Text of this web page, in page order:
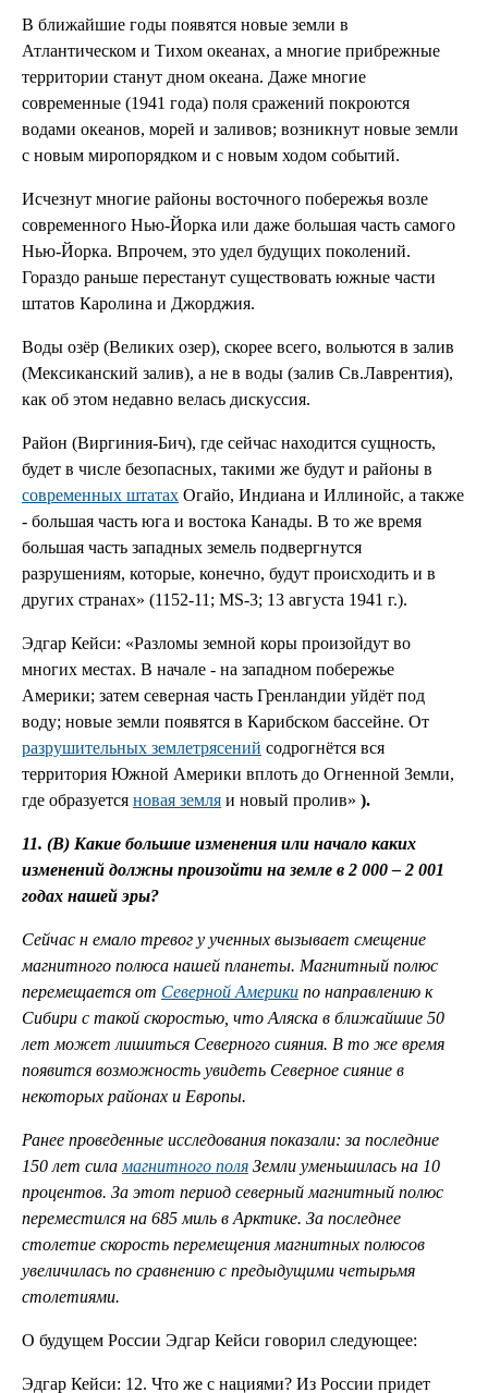
В ближайшие годы появятся новые земли в
Атлантическом и Тихом океанах, а многие прибрежные
территории станут дном океана. Даже многие
современные (1941 года) поля сражений покроются
водами океанов, морей и заливов; возникнут новые земли
с новым миропорядком и с новым ходом событий.
Исчезнут многие районы восточного побережья возле
современного Нью-Йорка или даже большая часть самого
Нью-Йорка. Впрочем, это удел будущих поколений.
Гораздо раньше перестанут существовать южные части
штатов Каролина и Джорджия.
Воды озёр (Великих озер), скорее всего, вольются в залив
(Мексиканский залив), а не в воды (залив Св.Лаврентия),
как об этом недавно велась дискуссия.
Район (Виргиния-Бич), где сейчас находится сущность,
будет в числе безопасных, такими же будут и районы в
современных штатах Огайо, Индиана и Иллинойс, а также
- большая часть юга и востока Канады. В то же время
большая часть западных земель подвергнутся
разрушениям, которые, конечно, будут происходить и в
других странах» (1152-11; MS-3; 13 августа 1941 г.).
Эдгар Кейси: «Разломы земной коры произойдут во
многих местах. В начале - на западном побережье
Америки; затем северная часть Гренландии уйдёт под
воду; новые земли появятся в Карибском бассейне. От
разрушительных землетрясений содрогнётся вся
территория Южной Америки вплоть до Огненной Земли,
где образуется новая земля и новый пролив» ).
11. (В) Какие большие изменения или начало каких
изменений должны произойти на земле в 2 000 – 2 001
годах нашей эры?
Сейчас н емало тревог у ученных вызывает смещение
магнитного полюса нашей планеты. Магнитный полюс
перемещается от Северной Америки по направлению к
Сибири с такой скоростью, что Аляска в ближайшие 50
лет может лишиться Северного сияния. В то же время
появится возможность увидеть Северное сияние в
некоторых районах и Европы.
Ранее проведенные исследования показали: за последние
150 лет сила магнитного поля Земли уменьшилась на 10
процентов. За этот период северный магнитный полюс
переместился на 685 миль в Арктике. За последнее
столетие скорость перемещения магнитных полюсов
увеличилась по сравнению с предыдущими четырьмя
столетиями.
О будущем России Эдгар Кейси говорил следующее:
Эдгар Кейси: 12. Что же с нациями? Из России придет